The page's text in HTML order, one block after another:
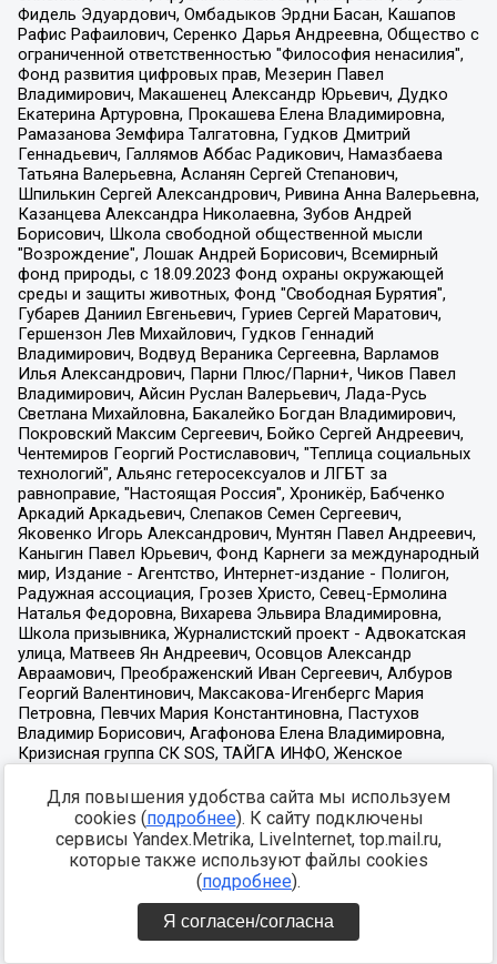
Для повышения удобства сайта мы используем
cookies (подробнее). К сайту подключены
сервисы Yandex.Metrika, LiveInternet, top.mail.ru,
которые также используют файлы cookies
(подробнее).
Я согласен/согласна